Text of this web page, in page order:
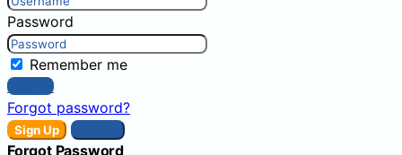
Password
Remember me
Sign In
Forgot password?
Sign Up
Forgot Password